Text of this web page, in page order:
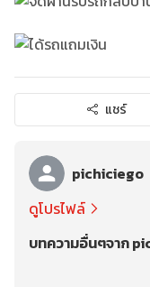
แชร์
pichiciego
ดูโปรไฟล์
บทความอื่นๆจาก